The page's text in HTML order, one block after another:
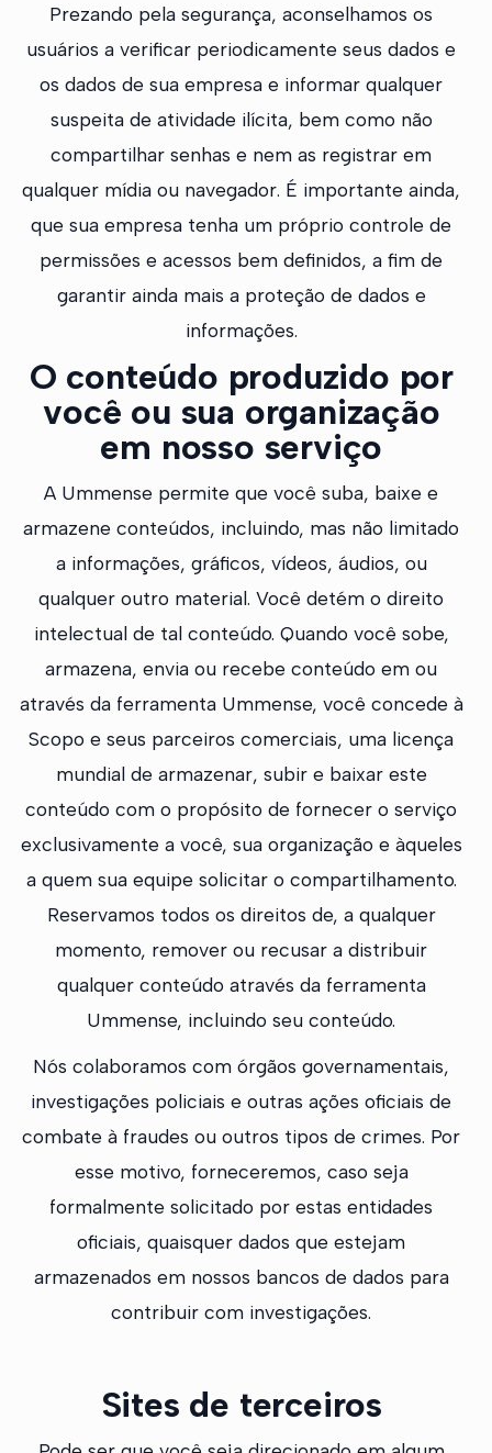
Prezando pela segurança, aconselhamos os
usuários a verificar periodicamente seus dados e
os dados de sua empresa e informar qualquer
suspeita de atividade ilícita, bem como não
compartilhar senhas e nem as registrar em
qualquer mídia ou navegador. É importante ainda,
que sua empresa tenha um próprio controle de
permissões e acessos bem definidos, a fim de
garantir ainda mais a proteção de dados e
informações.
O conteúdo produzido por
você ou sua organização
em nosso serviço
A Ummense permite que você suba, baixe e
armazene conteúdos, incluindo, mas não limitado
a informações, gráficos, vídeos, áudios, ou
qualquer outro material. Você detém o direito
intelectual de tal conteúdo. Quando você sobe,
armazena, envia ou recebe conteúdo em ou
através da ferramenta Ummense, você concede à
Scopo e seus parceiros comerciais, uma licença
mundial de armazenar, subir e baixar este
conteúdo com o propósito de fornecer o serviço
exclusivamente a você, sua organização e àqueles
a quem sua equipe solicitar o compartilhamento.
Reservamos todos os direitos de, a qualquer
momento, remover ou recusar a distribuir
qualquer conteúdo através da ferramenta
Ummense, incluindo seu conteúdo.
Nós colaboramos com órgãos governamentais,
investigações policiais e outras ações oficiais de
combate à fraudes ou outros tipos de crimes. Por
esse motivo, forneceremos, caso seja
formalmente solicitado por estas entidades
oficiais, quaisquer dados que estejam
armazenados em nossos bancos de dados para
contribuir com investigações.
Sites de terceiros